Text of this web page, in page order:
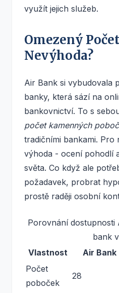
využít jejich služeb.
Omezený
Nevýhoda?
Air Bank si vybudovala
banky, která sází na
bankovnictví. To s
počet kamenných
tradičními bankami. Pro
výhoda - ocení pohodlí
světa. Co když ale
požadavek, probrat
prostě raději osobní
Porovnání dostupnosti
bank
Vlastnost
Air Bank
Počet
poboček
28